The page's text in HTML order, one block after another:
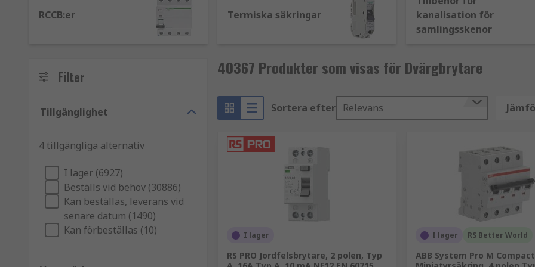
MCB står för Miniature Circuit Breaker (dvärgbrytare). De är utformade för att endast skydda en elektrisk krets
MCCB-brytare
MCCB står för Moulded Case Circuit Breaker (effektbrytare). De är en annan typ av elektrisk skyddsanordning
strömstyrka där en MCB inte skulle räcka till. En MCCB skyddar mot överbelastning och kortslutningsfel. Med
RCCB:er Termiska säkringar
kanalisation för
samlingsskenor
Filter
Tillgänglighet
4 tillgängliga alternativ
I lager (6927)
Beställs vid behov (30886)
Kan beställas, leverans vid
senare datum (1490)
Kan förbeställas (10)
40367 Produkter som visas för Dvärgbrytare
Sortera efter Relevans
I lager
RS PRO Jordfelsbrytare, 2 polen, Typ
I lager RS Better World
ABB System Pro M Compact